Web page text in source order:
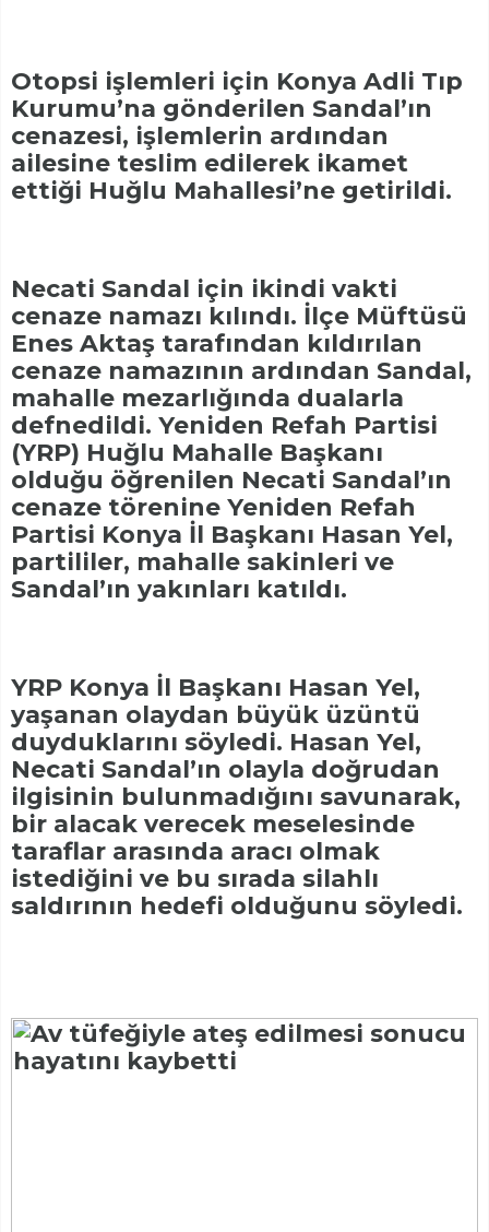
Otopsi işlemleri için Konya Adli Tıp
Kurumu’na gönderilen Sandal’ın
cenazesi, işlemlerin ardından
ailesine teslim edilerek ikamet
ettiği Huğlu Mahallesi’ne getirildi.
Necati Sandal için ikindi vakti
cenaze namazı kılındı. İlçe Müftüsü
Enes Aktaş tarafından kıldırılan
cenaze namazının ardından Sandal,
mahalle mezarlığında dualarla
defnedildi. Yeniden Refah Partisi
(YRP) Huğlu Mahalle Başkanı
olduğu öğrenilen Necati Sandal’ın
cenaze törenine Yeniden Refah
Partisi Konya İl Başkanı Hasan Yel,
partililer, mahalle sakinleri ve
Sandal’ın yakınları katıldı.
YRP Konya İl Başkanı Hasan Yel,
yaşanan olaydan büyük üzüntü
duyduklarını söyledi. Hasan Yel,
Necati Sandal’ın olayla doğrudan
ilgisinin bulunmadığını savunarak,
bir alacak verecek meselesinde
taraflar arasında aracı olmak
istediğini ve bu sırada silahlı
saldırının hedefi olduğunu söyledi.